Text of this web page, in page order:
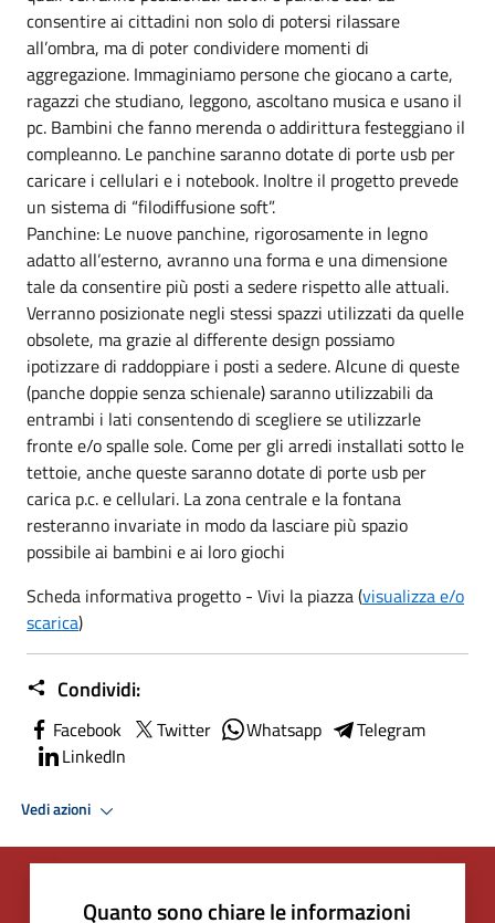
consentire ai cittadini non solo di potersi rilassare
all’ombra, ma di poter condividere momenti di
aggregazione. Immaginiamo persone che giocano a carte,
ragazzi che studiano, leggono, ascoltano musica e usano il
pc. Bambini che fanno merenda o addirittura festeggiano il
compleanno. Le panchine saranno dotate di porte usb per
caricare i cellulari e i notebook. Inoltre il progetto prevede
un sistema di “filodiffusione soft”.
Panchine: Le nuove panchine, rigorosamente in legno
adatto all’esterno, avranno una forma e una dimensione
tale da consentire più posti a sedere rispetto alle attuali.
Verranno posizionate negli stessi spazzi utilizzati da quelle
obsolete, ma grazie al differente design possiamo
ipotizzare di raddoppiare i posti a sedere. Alcune di queste
(panche doppie senza schienale) saranno utilizzabili da
entrambi i lati consentendo di scegliere se utilizzarle
fronte e/o spalle sole. Come per gli arredi installati sotto le
tettoie, anche queste saranno dotate di porte usb per
carica p.c. e cellulari. La zona centrale e la fontana
resteranno invariate in modo da lasciare più spazio
possibile ai bambini e ai loro giochi
Scheda informativa progetto - Vivi la piazza (visualizza e/o
scarica)
Condividi:
Facebook Twitter Whatsapp
Telegram
LinkedIn
Vedi azioni
Quanto sono chiare le informazioni